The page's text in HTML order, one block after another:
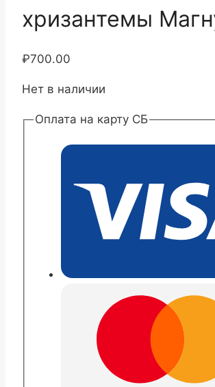
хризантемы
₽700.00
Нет в наличии
Оплата на карту СБ